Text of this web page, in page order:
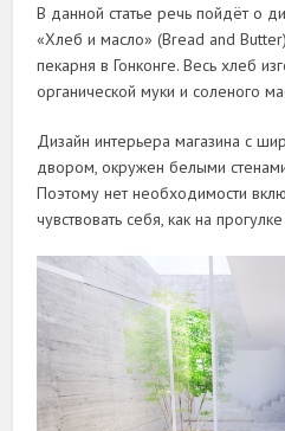
В данной статье речь пойдёт о
«Хлеб и масло» (Bread and
пекарня в Гонконге. Весь хлеб
органической муки и соленого
Дизайн интерьера магазина с
двором, окружен белыми
Поэтому нет необходимости
чувствовать себя, как на